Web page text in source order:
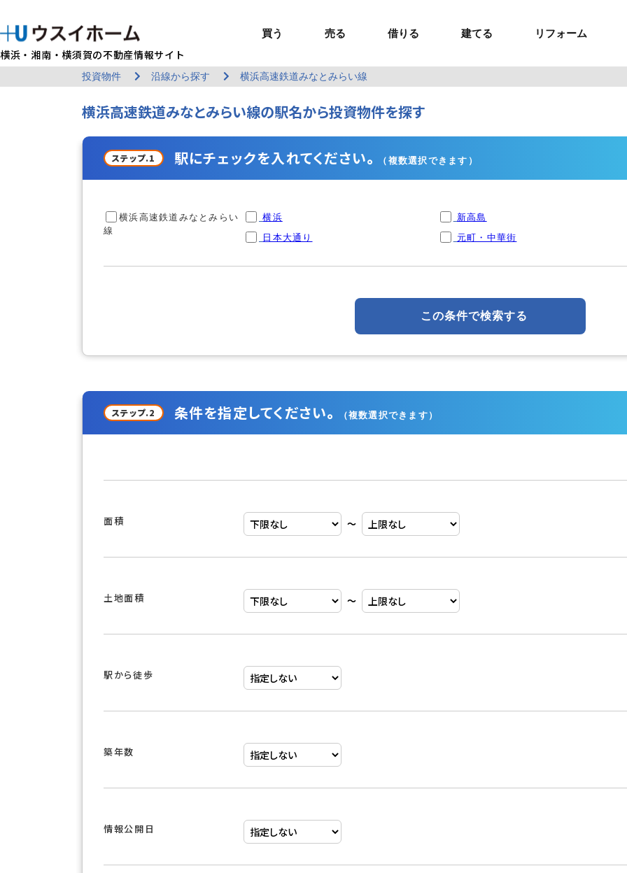
横浜・湘南・横須賀の不動産情報サイト
買う
BUY
買う 戸建て（総合）
新築戸建て
土地
売る
SELL
売る 売るTOP
建物状況調査
（インスペクション）
レントホーム
借りる
RENT
借りる 賃貸住宅TOP
エリアから探す
建てる
U-CASA
建てる 建てるTOP
U-nifty（定額制注文住宅）
ウスイホームの家づくり
リフォーム
REFORM
リフォーム リフォームTOP
ウスイのリフォームの魅力
ショールーム
MANAGEMENT
貸す 貸すTOP
お悩み解決
セミナー・講座
COMPANY INFO
企業情報 企業情報TOP
店舗情報
投資物件 沿線から探す 横浜高速鉄道みなとみらい線
横浜高速鉄道みなとみらい線の駅名から投資物件を探す
ステップ.1 駅にチェックを入れてください。 （複数選択できます）
横浜高速鉄道みなとみらい
線
横浜 新高島
日本大通り
元町・中華街
この条件で検索する
ステップ.2 条件を指定してください。 （複数選択できます）
面積 〜
土地面積 〜
駅から徒歩
築年数
情報公開日